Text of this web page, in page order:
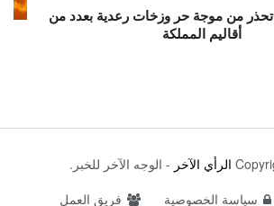
تحذر من موجة حر وزخات رعدية بعدد من
أقاليم المملكة
الرأي الآخر - الوجه الآخر للخبر.
سياسة الخصوصية فريق العمل